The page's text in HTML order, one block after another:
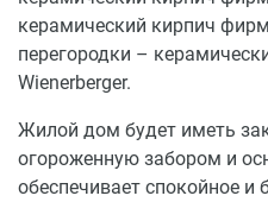
керамический кирпич
перегородки –
Wienerberger.
Жилой дом будет иметь
огороженную забором и
обеспечивает спокойное и